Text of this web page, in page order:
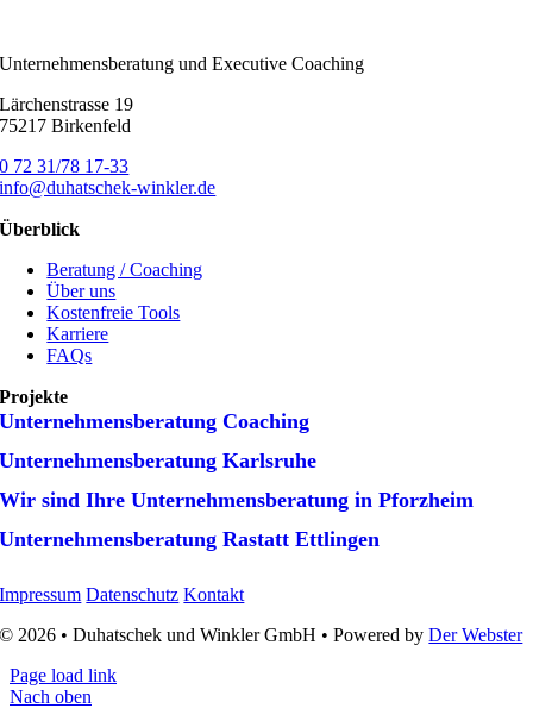
Unternehmensberatung und Executive Coaching
Lärchenstrasse 19
75217 Birkenfeld
0 72 31/78 17-33
info@duhatschek-winkler.de
Überblick
Beratung / Coaching
Über uns
Kostenfreie Tools
Karriere
FAQs
Projekte
Unternehmens­beratung Coaching
Unternehmens­beratung Karlsruhe
Wir sind Ihre Unternehmens­beratung in Pforzheim
Unternehmens­beratung Rastatt Ettlingen
Impressum Datenschutz Kontakt
© 2026 • Duhatschek und Winkler GmbH • Powered byDer Webster
Page load link
Nach oben